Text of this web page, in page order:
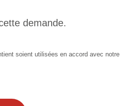
demande.
soient utilisées en accord avec notre